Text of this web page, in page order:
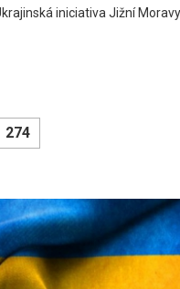
iniciativa Jižní Moravy
274